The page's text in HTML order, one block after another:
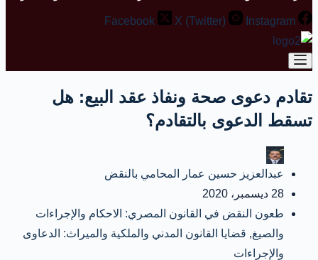
Facebook X (Twitter) Instagram
تقادم دعوى صحة ونفاذ عقد البيع: هل
تسقط الدعوى بالتقادم؟
عبدالعزيز حسين عمار المحامي بالنقض
28 ديسمبر، 2020
طعون النقض في القانون المصري: الاحكام والإجراءات
والصيغ, قضايا القانون المدني والملكية والميراث: الدعاوى
والإجراءات